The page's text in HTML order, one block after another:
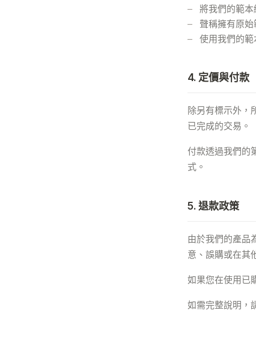
將我們的範
聲稱擁有原
使用我們的
4. 定價與付款
除另有標示外，
已完成的交易。
付款透過我們的
式。
5. 退款政策
由於我們的產品
意、誤購或在其
如果您在使用已
如需完整說明，